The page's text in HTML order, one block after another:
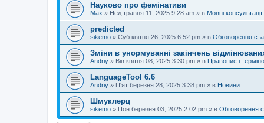
Науково про фемінативи
Max » Нед травня 11, 2025 9:28 am » в Мовні консультації
predicted
sikemo » Суб квітня 26, 2025 6:52 pm » в Обговорення
Зміни в унормуванні закінчень
Andriy » Вів квітня 08, 2025 3:30 pm » в Правопис і
LanguageTool 6.6
Andriy » П'ят березня 28, 2025 3:38 pm » в Новини
Шмуклерц
sikemo » Пон березня 03, 2025 2:02 pm » в Обговорення